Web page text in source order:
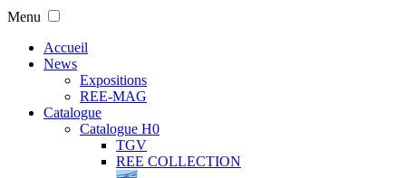
Menu
Accueil
News
Expositions
REE-MAG
Catalogue
Catalogue H0
TGV
REE COLLECTION